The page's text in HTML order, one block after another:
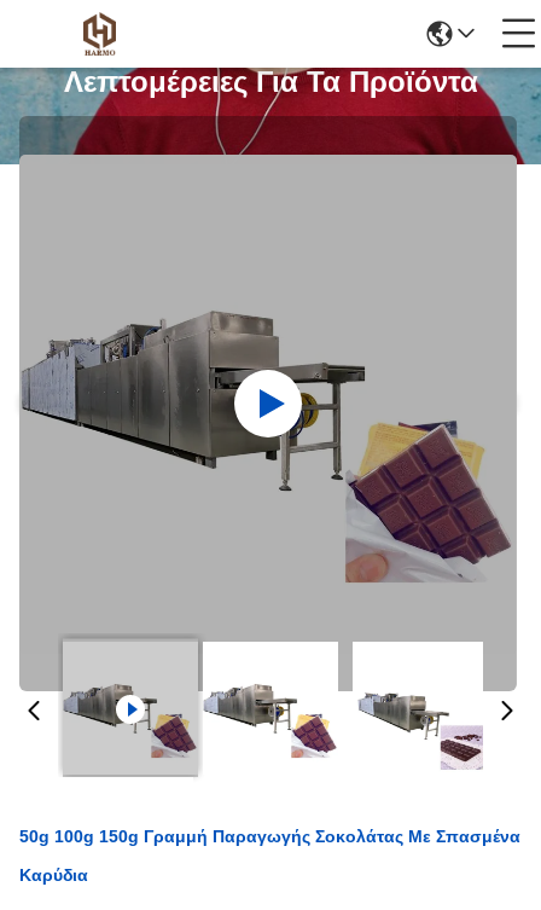
Λεπτομέρειες Για Τα Προϊόντα
50g 100g 150g Γραμμή Παραγωγής Σοκολάτας Με Σπασμένα
Καρύδια